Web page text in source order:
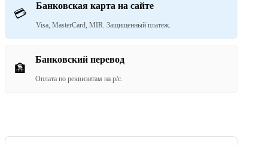
💳
Банковская карта на сайте
Visa, MasterCard, MIR. Защищенный платеж.
🏦
Банковский перевод
Оплата по реквизитам на р/с.